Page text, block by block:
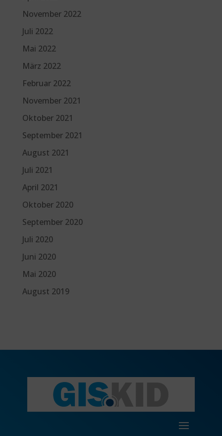
November 2022
Juli 2022
Mai 2022
März 2022
Februar 2022
November 2021
Oktober 2021
September 2021
August 2021
Juli 2021
April 2021
Oktober 2020
September 2020
Juli 2020
Juni 2020
Mai 2020
August 2019